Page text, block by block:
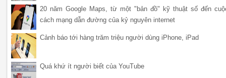
20 năm Google Maps, từ một "bản đồ" kỹ thuật số đến
cách mạng dẫn đường của kỷ nguyên internet
Cảnh báo tới hàng trăm triệu người dùng iPhone, iPad
Quá khứ ít người biết của YouTube